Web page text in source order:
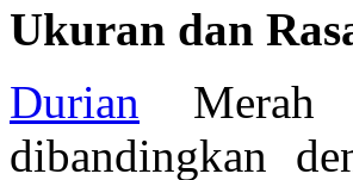
Ukuran dan
Durian Merah
dibandingkan